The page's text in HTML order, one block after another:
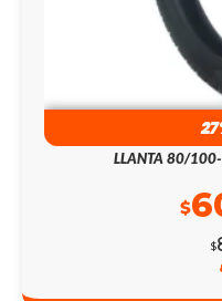
LLANTA 80/
$
$